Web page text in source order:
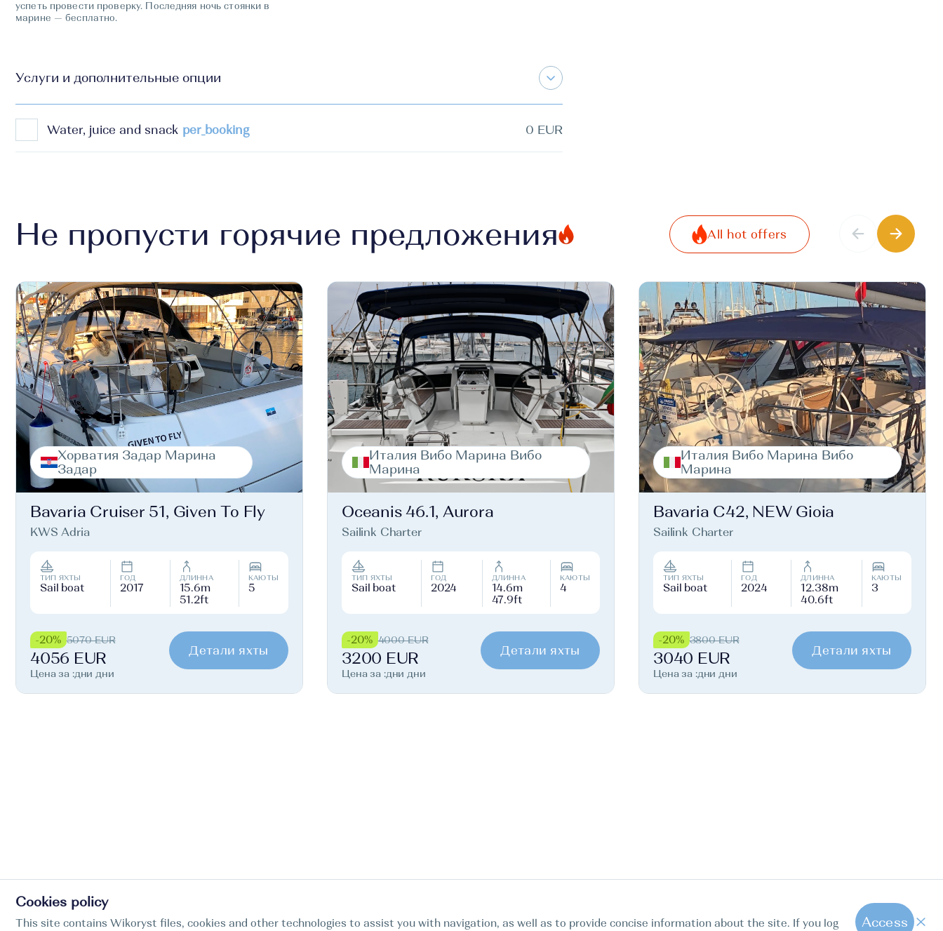
успеть провести проверку. Последняя ночь стоянки в
марине — бесплатно.
Услуги и дополнительные опции
Water, juice and snack per_booking 0 EUR
Не пропусти горячие предложения All hot offers
Хорватия Задар Марина
Задар
Bavaria Cruiser 51, Given To Fly
KWS Adria
ТИП ЯХТЫ
Sail boat
ГОД
2017
ДЛИННА
15.6m
51.2ft
КАЮТЫ
5
-20% 5070 EUR
4056 EUR
Цена за :дни дни
Детали яхты
Италия Вибо Марина Вибо
Марина
Oceanis 46.1, Aurora
Sailink Charter
ТИП ЯХТЫ
Sail boat
ГОД
2024
ДЛИННА
14.6m
47.9ft
КАЮТЫ
4
-20% 4000 EUR
3200 EUR
Цена за :дни дни
Детали яхты
Италия Вибо Марина Вибо
Марина
Bavaria C42, NEW Gioia
Sailink Charter
ТИП ЯХТЫ
Sail boat
ГОД
2024
ДЛИННА
12.38m
40.6ft
КАЮТЫ
3
-20% 3800 EUR
3040 EUR
Цена за :дни дни
Детали яхты
Cookies policy
This site contains Wikoryst files, cookies and other technologies to assist you with navigation, as well as to provide concise information about the site. If you log Access